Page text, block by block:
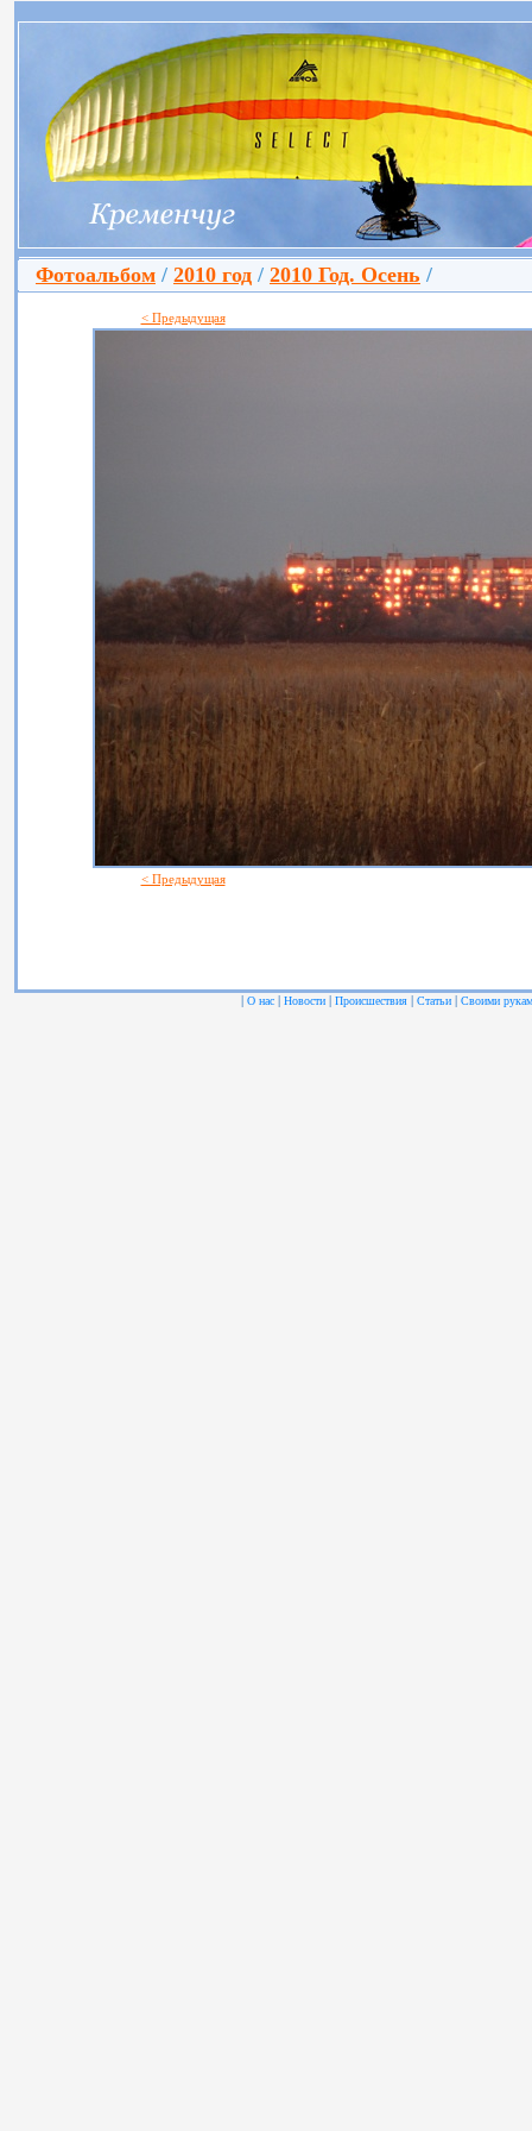
Фотоальбом / 2010 год / 2010 Год. Осень /
< Предыдущая
< Предыдущая
| О нас | Новости | Происшествия | Статьи | Своими